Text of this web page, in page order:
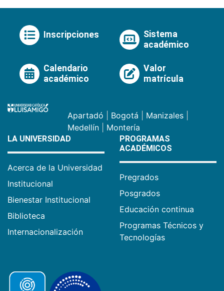
Inscripciones
Sistema
académico
Calendario
académico
Valor
matrícula
Apartadó Bogotá Manizales
Medellín
Montería
LA UNIVERSIDAD
Acerca de la Universidad
Institucional
Bienestar Institucional
Biblioteca
Internacionalización
PROGRAMAS
ACADÉMICOS
Pregrados
Posgrados
Educación continua
Programas Técnicos y
Tecnologías